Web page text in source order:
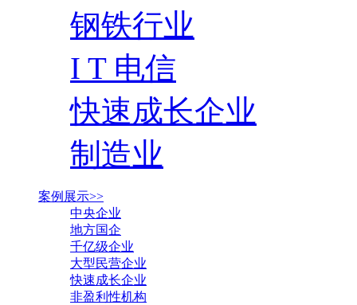
钢铁行业
I T 电信
快速成长企业
制造业
案例展示>>
中央企业
地方国企
千亿级企业
大型民营企业
快速成长企业
非盈利性机构